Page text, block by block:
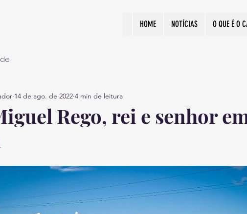
HOME NOTÍCIAS O QUE É O
Rego, rei e senhor
14 de ago. de 2022 4 min de leitura